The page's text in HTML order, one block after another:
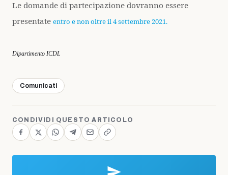
Le domande di partecipazione dovranno essere
presentate entro e non oltre il 4 settembre 2021.
Dipartimento ICDL
Comunicati
CONDIVIDI QUESTO ARTICOLO